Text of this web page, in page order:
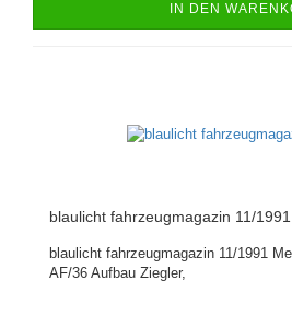
IN DEN
blaulicht fahrzeugmagazin 11/1991
blaulicht fahrzeugmagazin 11/1991
AF/36 Aufbau Ziegler,